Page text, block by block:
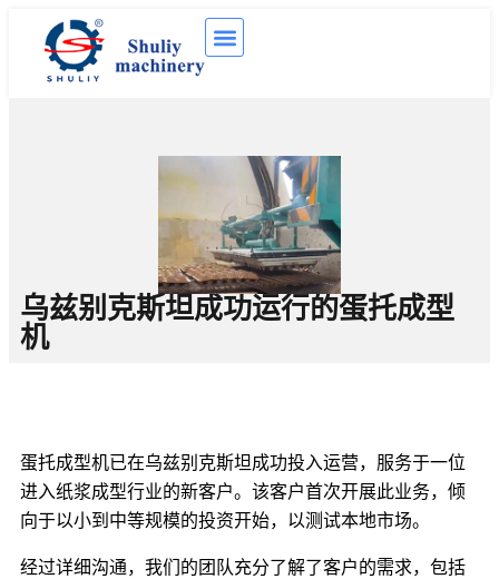
乌兹别克斯坦成功运行的蛋托成型
机
蛋托成型机已在乌兹别克斯坦成功投入运营，服务于一位
进入纸浆成型行业的新客户。该客户首次开展此业务，倾
向于以小到中等规模的投资开始，以测试本地市场。
经过详细沟通，我们的团队充分了解了客户的需求，包括